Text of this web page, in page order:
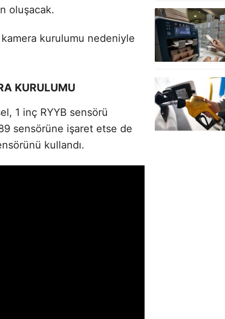
oluşacak.
kurulumu nedeniyle
KURULUMU
1 inç RYYB sensörü
sensörüne işaret etse de
kullandı.